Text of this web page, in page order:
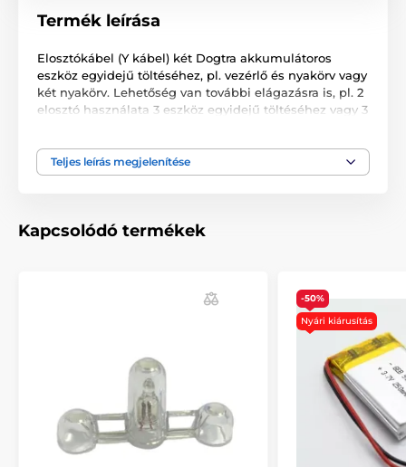
Termék leírása
Elosztókábel (Y kábel) két Dogtra akkumulátoros
eszköz egyidejű töltéséhez, pl. vezérlő és nyakörv vagy
két nyakörv. Lehetőség van további elágazásra is, pl. 2
elosztó használata 3 eszköz egyidejű töltéséhez vagy 3
A műszaki specifikációk előzetes értesítés nélkül
Tartozékok kiképző nyakörvek
Teljes leírás megjelenítése
Kapcsolódó termékek
-50%
Nyári kiárusítás